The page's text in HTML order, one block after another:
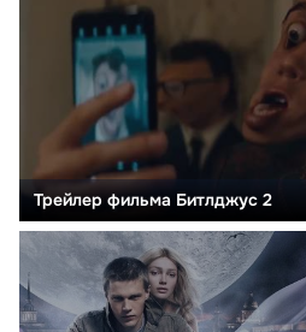
Трейлер фильма Битлджус 2